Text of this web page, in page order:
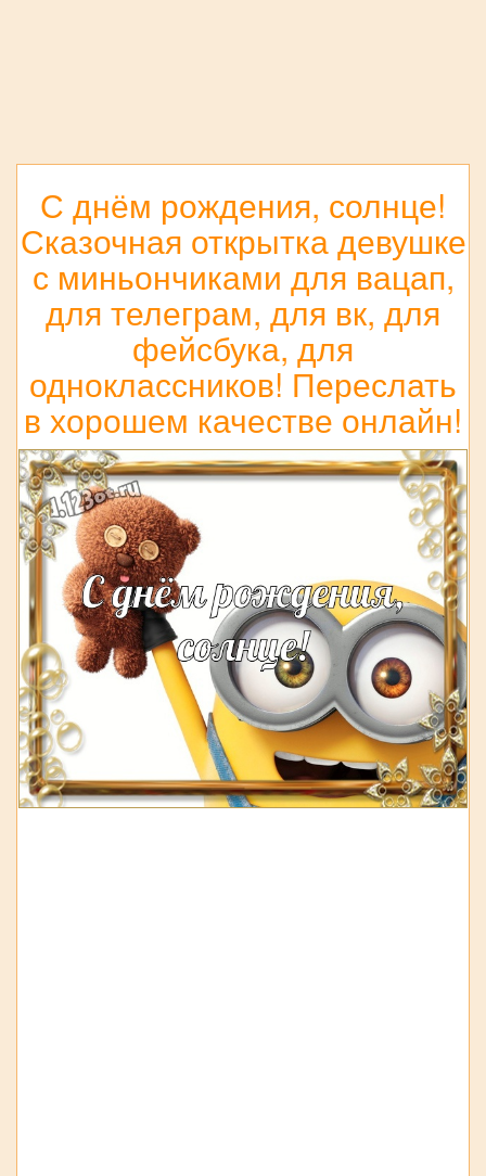
С днём рождения, солнце!
Сказочная открытка девушке
с миньончиками для вацап,
для телеграм, для вк, для
фейсбука, для
одноклассников! Переслать
в хорошем качестве онлайн!